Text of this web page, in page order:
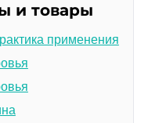
и товары
применения